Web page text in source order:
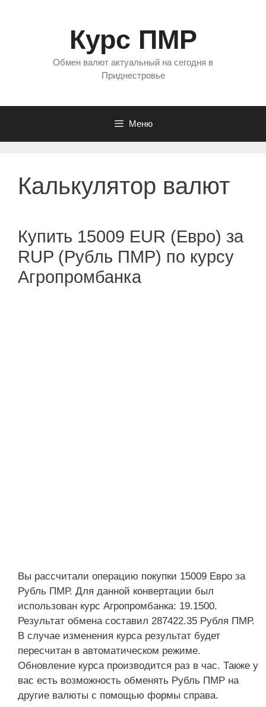
Курс ПМР
Обмен валют актуальный на сегодня в
Приднестровье
Меню
Калькулятор валют
Купить 15009 EUR (Евро) за
RUP (Рубль ПМР) по курсу
Агропромбанка
Вы рассчитали операцию покупки 15009 Евро за
Рубль ПМР. Для данной конвертации был
использован курс Агропромбанка: 19.1500.
Результат обмена составил 287422.35 Рубля ПМР.
В случае изменения курса результат будет
пересчитан в автоматическом режиме.
Обновление курса производится раз в час. Также у
вас есть возможность обменять Рубль ПМР на
другие валюты с помощью формы справа.